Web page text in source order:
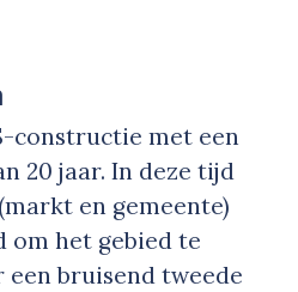
constructie met een
20 jaar. In deze tijd
en gemeente)
om het gebied te
bruisend tweede